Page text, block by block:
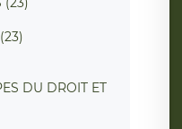
DU DROIT ET